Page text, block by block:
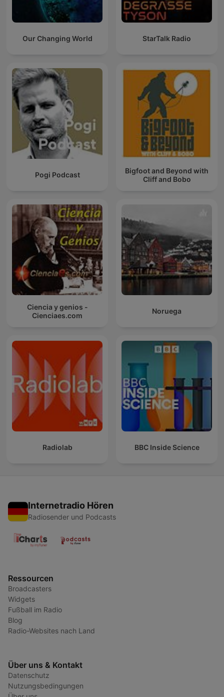
Our Changing World StarTalk Radio
Pogi Podcast
Bigfoot and Beyond with
Cliff and Bobo
Ciencia y genios -
Cienciaes.com
Noruega
Radiolab BBC Inside Science
Internetradio Hören
Radiosender und Podcasts
Ressourcen
Broadcasters
Widgets
Fußball im Radio
Blog
Radio-Websites nach Land
Über uns & Kontakt
Datenschutz
Nutzungsbedingungen